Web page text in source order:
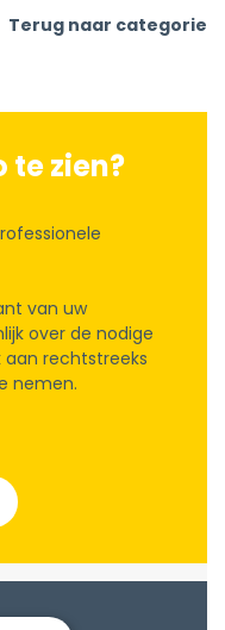
Terug naar categorie
te zien?
van uw
over de nodige
aan rechtstreeks
nemen.